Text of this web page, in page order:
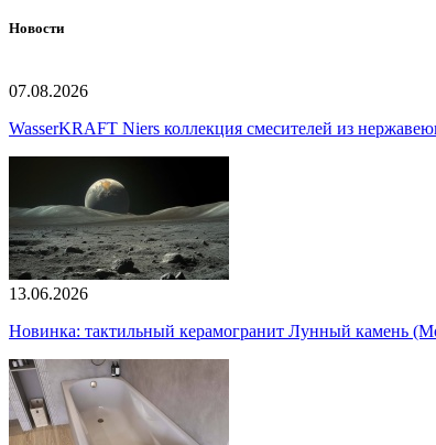
Новости
07.08.2026
WasserKRAFT Niers коллекция смесителей из
13.06.2026
Новинка: тактильный керамогранит Лунный камень